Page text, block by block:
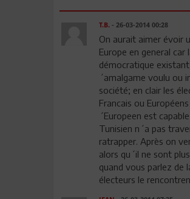
T.B.- 26-03-2014 00:28
On aurait aimer évoir
Europe en general
démocratique
´amalgame voulu ou
société; en clair les
Francais ou
´Europeen est
Tunisien n´a pas
ratrapper. Après on
alors qu´il ne sont
quand vous parlez de
électeurs le